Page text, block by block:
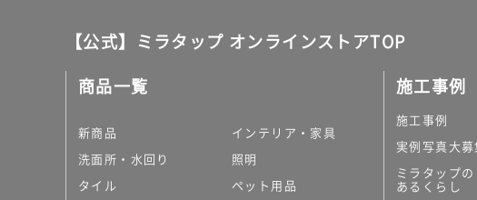
【公式】ミラタップ オンラインストアTOP
商品一覧
新商品
洗面所・水回り
タイル
インテリア・家具
照明
ペット用品
施工事例
施工事例
実例写真大募
ミラタップの
あるくらし